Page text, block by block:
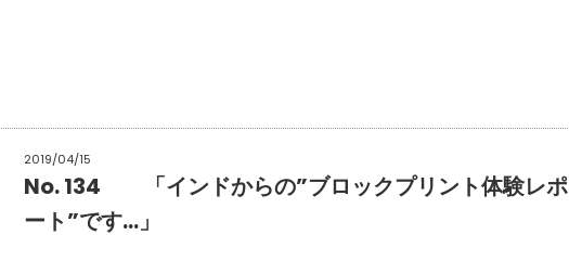
2019/04/15
No. 134 「インドからの”ブロックプリント体験レポ
ート”です…」